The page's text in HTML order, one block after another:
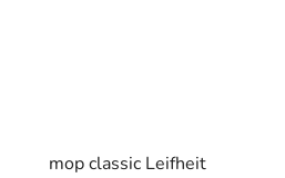
mop classic Leifheit